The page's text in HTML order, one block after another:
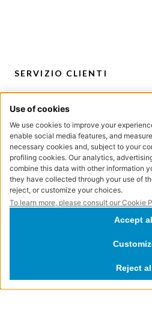
SERVIZIO CLIENTI
PER CONSIGLI E ACQUISTI
ISCRIZIONE NEWSLETTER
Directa Lab S.r.l. – Via Bertani, 6 – 20154 Milano